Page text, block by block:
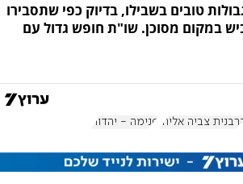
טובים בשבילו, בדיוק כפי שתסבירו
במקום מסוכן. שו"ת חופש גדול עם
הרבנית צביה אליהו פנימה - יהדות